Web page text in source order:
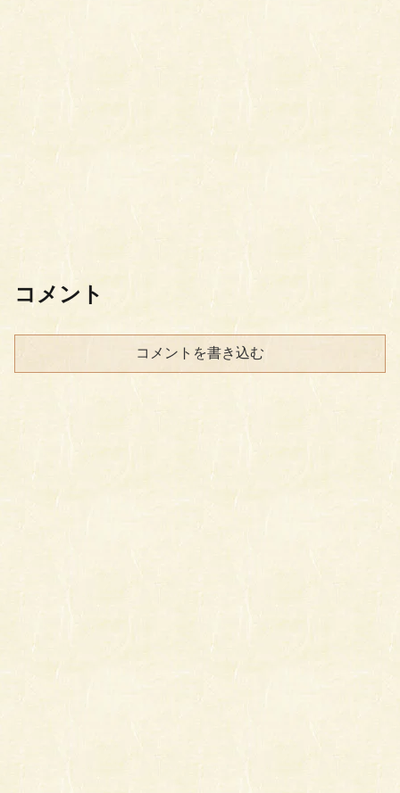
コメント
コメントを書き込む